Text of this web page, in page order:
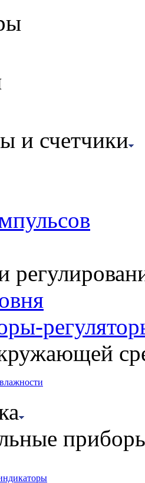
и счетчики